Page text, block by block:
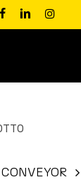
facebooklinkedininstagram
CONVEYOR